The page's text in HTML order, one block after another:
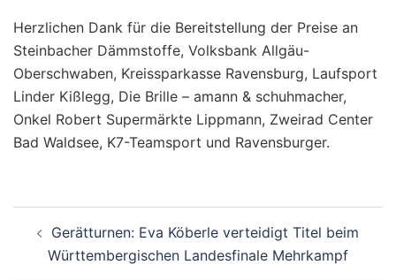
Herzlichen Dank für die Bereitstellung der Preise an
Steinbacher Dämmstoffe, Volksbank Allgäu-
Oberschwaben, Kreissparkasse Ravensburg, Laufsport
Linder Kißlegg, Die Brille – amann & schuhmacher,
Onkel Robert Supermärkte Lippmann, Zweirad Center
Bad Waldsee, K7-Teamsport und Ravensburger.
Gerätturnen: Eva Köberle verteidigt Titel beim
Württembergischen Landesfinale Mehrkampf